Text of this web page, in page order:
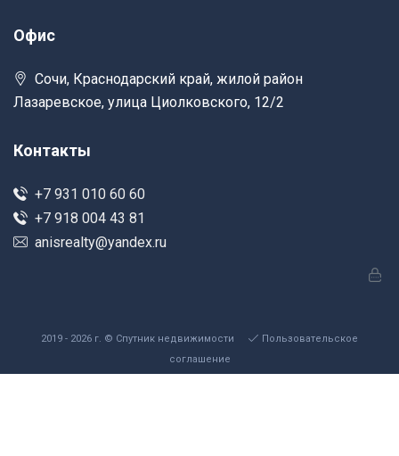
Офис
Сочи, Краснодарский край, жилой район
Лазаревское, улица Циолковского, 12/2
Контакты
+7 931 010 60 60
+7 918 004 43 81
anisrealty@yandex.ru
2019 - 2026 г. © Спутник недвижимости
Пользовательское
соглашение